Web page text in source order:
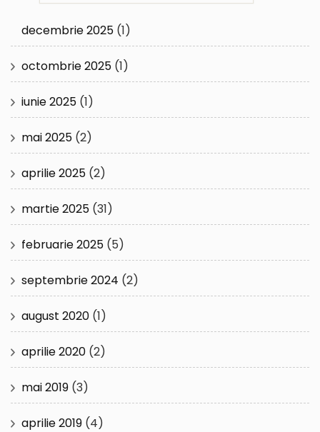
decembrie 2025 (1)
octombrie 2025 (1)
iunie 2025 (1)
mai 2025 (2)
aprilie 2025 (2)
martie 2025 (31)
februarie 2025 (5)
septembrie 2024 (2)
august 2020 (1)
aprilie 2020 (2)
mai 2019 (3)
aprilie 2019 (4)